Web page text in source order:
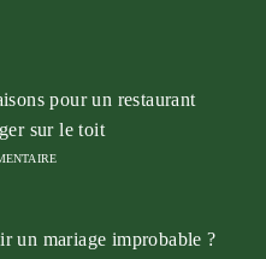
pour un restaurant
sur le toit
un mariage improbable ?